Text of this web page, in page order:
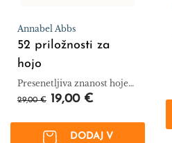
Annabel Abbs
52 priložnosti za
hojo
Presenetljiva znanost hoje
za dobro počutje in srečo,
29,00 € 19,00 €
DODAJ V